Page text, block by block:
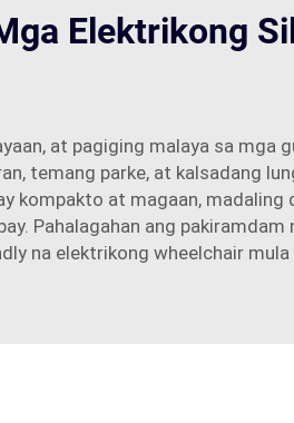
Elektrikong
at pagiging malaya sa mga
temang parke, at kalsadang
kompakto at magaan, madaling
Pahalagahan ang pakiramdam
na elektrikong wheelchair mula